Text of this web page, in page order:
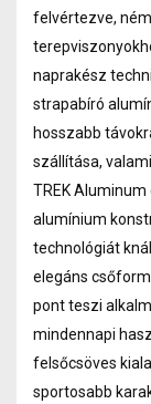
felvértezve,
naprakész
strapabíró
hosszabb
szállítása,
TREK
alumínium
technológiát
elegáns
pont teszi
mindennapi
felsőcsöves
sportosabb